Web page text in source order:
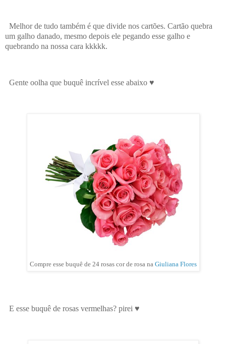
Melhor de tudo também é que divide nos cartões. Cartão quebra
um galho danado, mesmo depois ele pegando esse galho e
quebrando na nossa cara kkkkk.
Gente oolha que buquê incrível esse abaixo ♥
Compre esse buquê de 24 rosas cor de rosa naGiuliana Flores
E esse buquê de rosas vermelhas? pirei ♥